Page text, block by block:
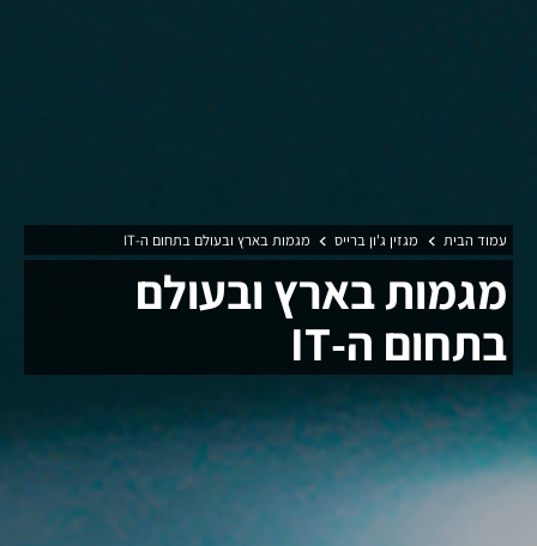
עמוד הבית מגזין ג'ון ברייס מגמות בארץ ובעולם בתחום ה-IT
מגמות בארץ ובעולם
בתחום ה-IT